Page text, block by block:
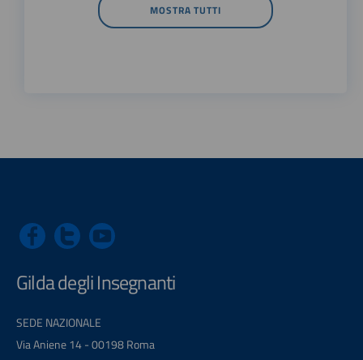
MOSTRA TUTTI
Gilda degli Insegnanti
SEDE NAZIONALE
Via Aniene 14 - 00198 Roma